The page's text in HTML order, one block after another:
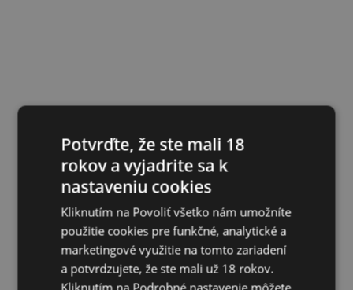
Potvrďte, že ste mali 18
rokov a vyjadrite sa k
nastaveniu cookies
Kliknutím na Povoliť všetko nám umožníte
použitie cookies pre funkčné, analytické a
marketingové využitie na tomto zariadení
a potvrdzujete, že ste mali už 18 rokov.